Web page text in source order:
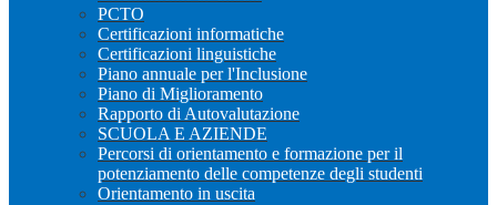
PCTO
Certificazioni informatiche
Certificazioni linguistiche
Piano annuale per l'Inclusione
Piano di Miglioramento
Rapporto di Autovalutazione
SCUOLA E AZIENDE
Percorsi di orientamento e formazione per il
potenziamento delle competenze degli studenti
Orientamento in uscita